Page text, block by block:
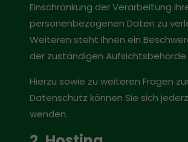
Einschränkung der Verarbeitung
personenbezogenen Daten zu
Weiteren steht Ihnen ein
der zuständigen Aufsichtsbehörde
Hierzu sowie zu weiteren Fragen
Datenschutz können Sie sich
wenden.